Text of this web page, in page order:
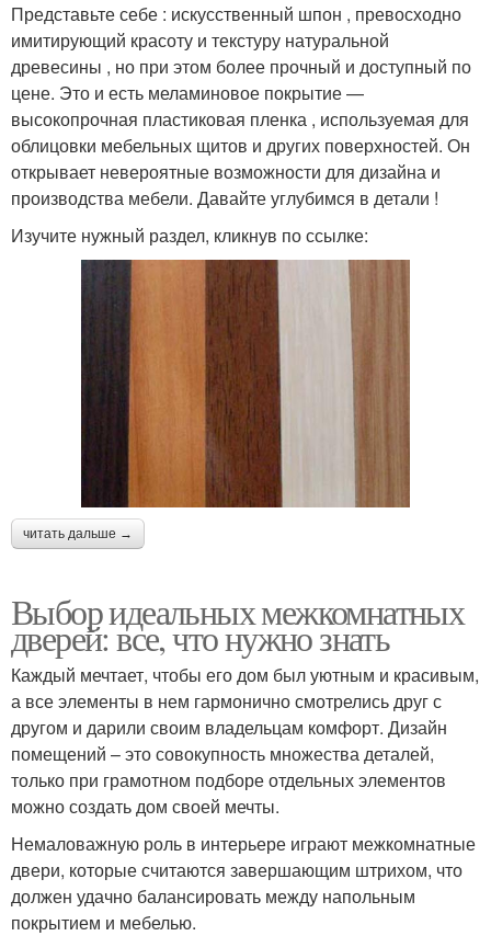
Представьте себе : искусственный шпон , превосходно
имитирующий красоту и текстуру натуральной
древесины , но при этом более прочный и доступный по
цене. Это и есть меламиновое покрытие —
высокопрочная пластиковая пленка , используемая для
облицовки мебельных щитов и других поверхностей. Он
открывает невероятные возможности для дизайна и
производства мебели. Давайте углубимся в детали !
Изучите нужный раздел, кликнув по ссылке:
читать дальше →
Выбор идеальных межкомнатных
дверей: все, что нужно знать
Каждый мечтает, чтобы его дом был уютным и красивым,
а все элементы в нем гармонично смотрелись друг с
другом и дарили своим владельцам комфорт. Дизайн
помещений – это совокупность множества деталей,
только при грамотном подборе отдельных элементов
можно создать дом своей мечты.
Немаловажную роль в интерьере играют межкомнатные
двери, которые считаются завершающим штрихом, что
должен удачно балансировать между напольным
покрытием и мебелью.